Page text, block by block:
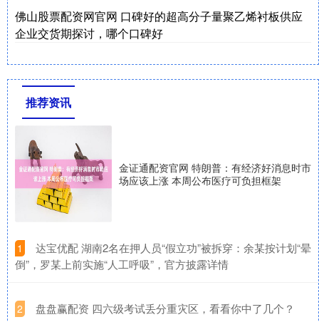
佛山股票配资网官网 口碑好的超高分子量聚乙烯衬板供应
企业交货期探讨，哪个口碑好
推荐资讯
金证通配资官网 特朗普：有经济好消息时市
场应该上涨 本周公布医疗可负担框架
1
​达宝优配 湖南2名在押人员“假立功”被拆穿：余某按计划“晕
倒”，罗某上前实施“人工呼吸”，官方披露详情
2 ​盘盘赢配资 四六级考试丢分重灾区，看看你中了几个？